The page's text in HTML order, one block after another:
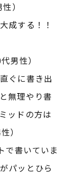
）
成する！！
男性）
ぐに書き出
無理やり書
ッドの方は
）
で書いていま
パッとひら